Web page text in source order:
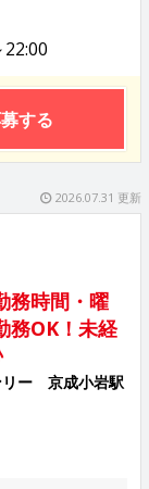
する
2026.07.31 更新
務時間・曜
務OK！未経
リー 京成小岩駅